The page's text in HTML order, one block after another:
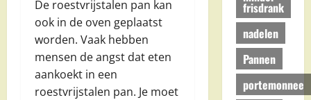
De roestvrijstalen pan kan
ook in de oven geplaatst
worden. Vaak hebben
mensen de angst dat eten
aankoekt in een
roestvrijstalen pan. Je moet
frisdrank
nadelen
Pannen
portemonnee